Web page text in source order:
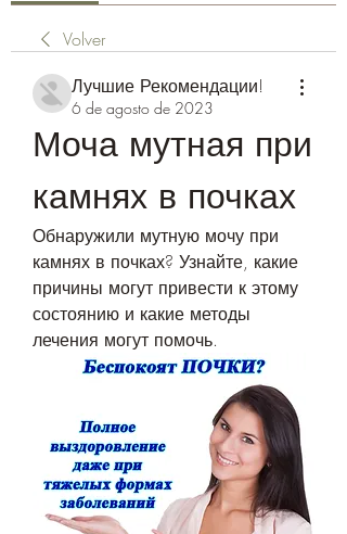
Volver
Лучшие Рекомендации!
6 de agosto de 2023
Моча мутная при
камнях в почках
Обнаружили мутную мочу при
камнях в почках? Узнайте, какие
причины могут привести к этому
состоянию и какие методы
лечения могут помочь.